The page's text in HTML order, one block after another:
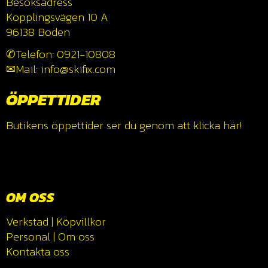
Kopplingsvägen 10 A
96138 Boden
✆Telefon: 0921-10808
✉Mail: info@skifix.com
ÖPPETTIDER
Butikens öppettider ser du genom att klicka här!
OM OSS
Verkstad | Köpvillkor
Personal| Om oss
Kontakta oss